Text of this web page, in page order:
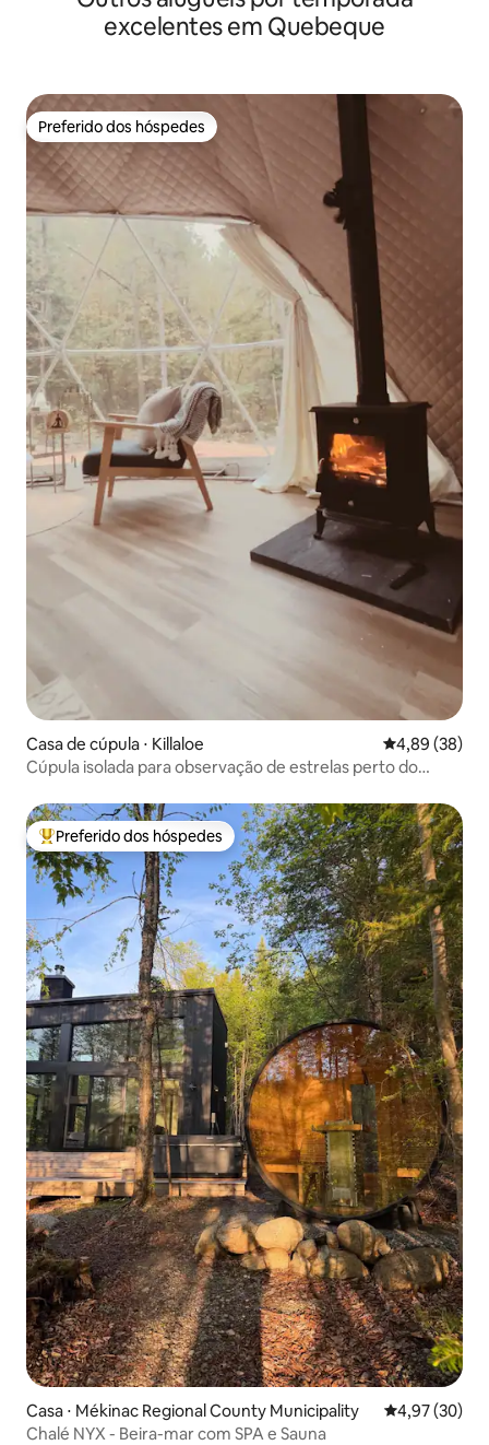
excelentes em Quebeque
Preferido dos hóspedes
Preferido dos hóspedes
Casa de cúpula ⋅ Killaloe 4,89 de uma
4,89 (38)
Cúpula isolada para observação de estrelas perto do
Entre os melhores preferidos dos hóspedes
Preferido dos hóspedes
Casa ⋅ Mékinac Regional County Municipality 4,97 de uma
4,97 (30)
Chalé NYX - Beira-mar com SPA e Sauna